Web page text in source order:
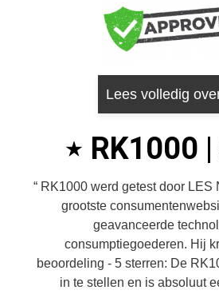
Lees volledig
RK1000
RK1000 werd getest door LES
grootste
geavanceerde
consumptiegoederen. Hij
beoordeling - 5 sterren: De
in te stellen en is absoluut